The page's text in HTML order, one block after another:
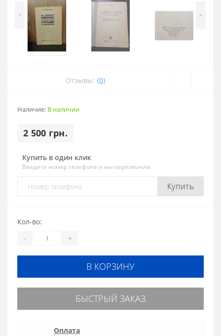
< >
Отзывы: (0)
Наличие: В наличии
2 500 грн.
Купить в один клик
Введите номер телефона и мы перезвоним
Купить
Кол-во:
- +
В КОРЗИНУ
БЫСТРЫЙ ЗАКАЗ
Оплата